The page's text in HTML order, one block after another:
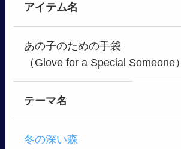
アイテム名
あの子のための手袋
（Glove for a Special Someone）
テーマ名
冬の深い森